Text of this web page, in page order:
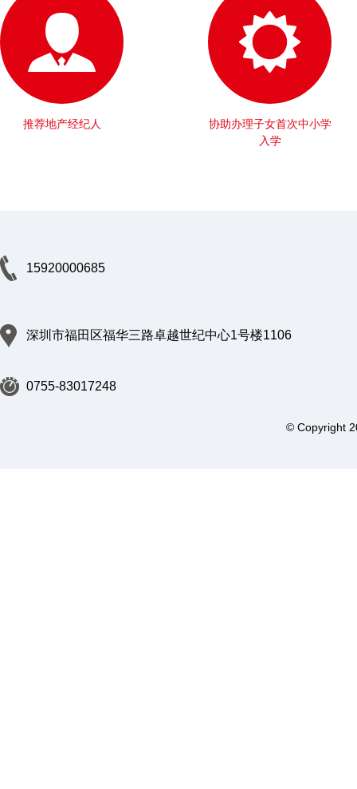
推荐地产经纪人
协助办理子女首次中小学
入学
15920000685
深圳市福田区福华三路卓越世纪中心1号楼1106
0755-83017248
© Copyright